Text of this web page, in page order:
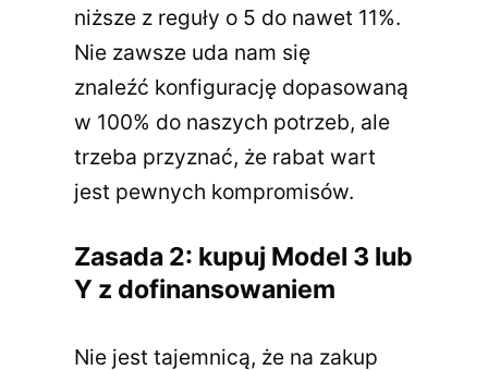
niższe z reguły o 5 do nawet 11%.
Nie zawsze uda nam się
znaleźć konfigurację dopasowaną
w 100% do naszych potrzeb, ale
trzeba przyznać, że rabat wart
jest pewnych kompromisów.
Zasada 2: kupuj Model 3 lub
Y z dofinansowaniem
Nie jest tajemnicą, że na zakup